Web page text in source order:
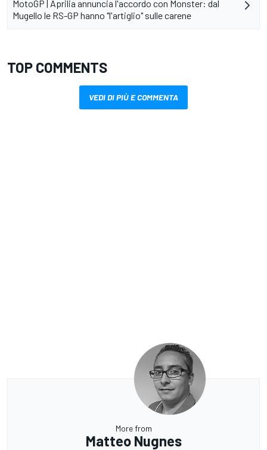
MotoGP | Aprilia annuncia l'accordo con Monster: dal
Mugello le RS-GP hanno "l'artiglio" sulle carene
TOP COMMENTS
VEDI DI PIÙ E COMMENTA
More from
Matteo Nugnes